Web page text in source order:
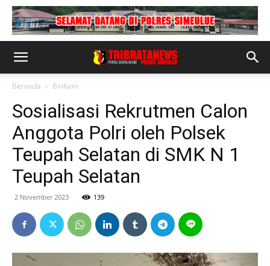
Beranda BinKam
Sosialisasi Rekrutmen Calon
Anggota Polri oleh Polsek
Teupah Selatan di SMK N 1
Teupah Selatan
2 November 2023 139